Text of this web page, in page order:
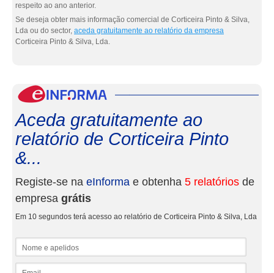
respeito ao ano anterior.
Se deseja obter mais informação comercial de Corticeira Pinto & Silva,
Lda ou do sector, aceda gratuitamente ao relatório da empresa
Corticeira Pinto & Silva, Lda.
Aceda gratuitamente ao
relatório de Corticeira Pinto
&...
Registe-se na eInforma e obtenha 5 relatórios de
empresa grátis
Em 10 segundos terá acesso ao relatório de Corticeira Pinto & Silva, Lda